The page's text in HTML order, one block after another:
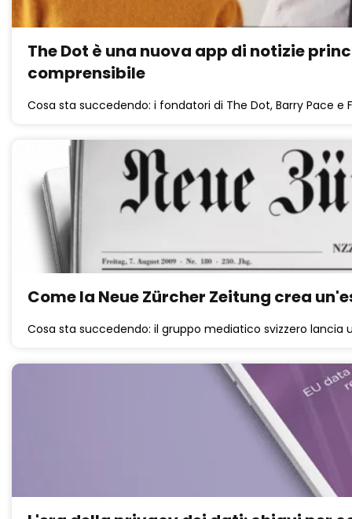
The Dot è una nuova app di notizie
comprensibile
Cosa sta succedendo: i fondatori di The Dot, Barry Pace e
Come la Neue Zürcher Zeitung crea
Cosa sta succedendo: il gruppo mediatico svizzero lancia